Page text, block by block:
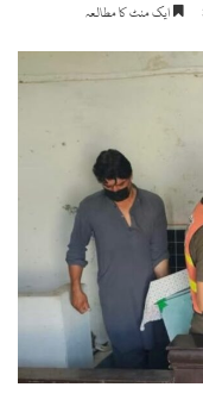
ایک منٹ کا مطالعہ